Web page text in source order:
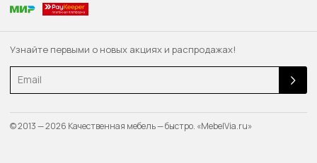
Узнайте первыми о новых акциях и распродажах!
Email
© 2013 — 2026 Качественная мебель — быстро. «MebelVia.ru»